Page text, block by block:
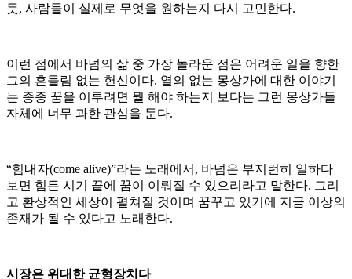
듯, 사람들이 실제로 무엇을 원하는지 다시 고민한다.
이런 점에서 바넘의 삶 중 가장 놀라운 점은 어려운 일을 향한
그의 흔들림 없는 헌신이다. 열의 없는 몽상가에 대한 이야기
는 종종 꿈을 이루려면 뭘 해야 하는지 보다는 그런 몽상가들
자체에 너무 과한 관심을 둔다.
“힘내자(come alive)”라는 노래에서, 바넘은 부지런히 일하다
보면 힘든 시기 끝에 꿈이 이뤄질 수 있으리라고 말한다. 그리
고 환상적인 세상이 펼쳐질 것이며 꿈꾸고 있기에 지금 이상의
존재가 될 수 있다고 노래한다.
시장은 위대한 균형장치다